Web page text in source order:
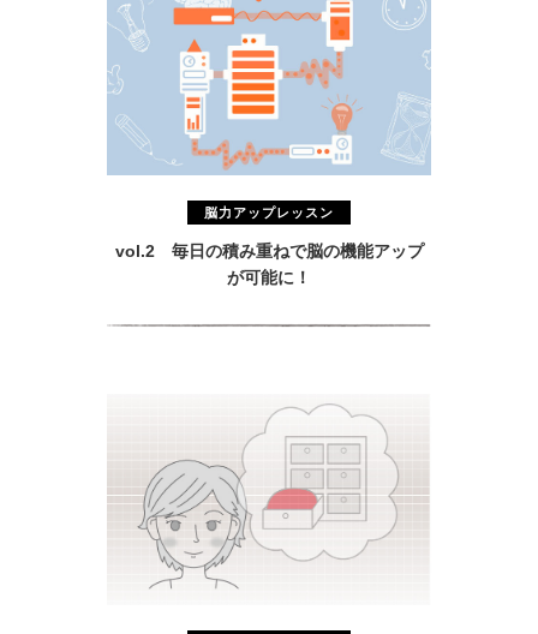
脳力アップレッスン
vol.2 毎日の積み重ねで脳の機能アップ
が可能に！